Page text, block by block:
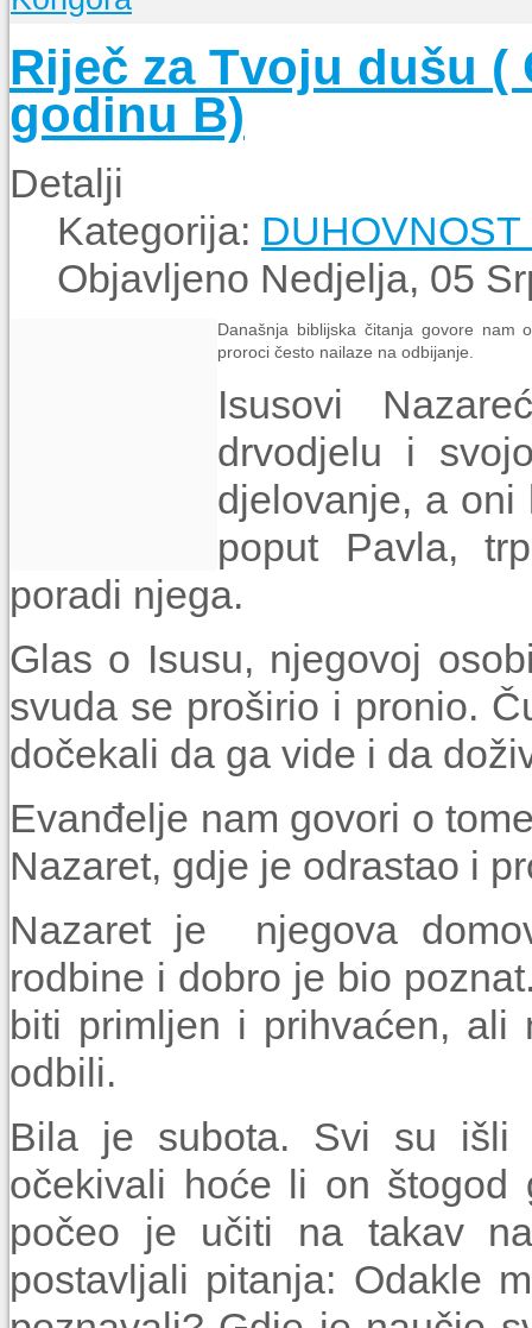
Događanja
Događanja
Riječ za Tvoju dušu (
godinu B)
Detalji
Kategorija:
Objavljeno Nedjelja, 05
Današnja biblijska čitanja govore nam
proroci često nailaze na odbijanje.
Isusovi
drvodjelu i
djelovanje, a oni
poput Pavla,
poradi njega.
Glas o Isusu, njegovoj
svuda se proširio i pronio.
dočekali da ga vide i da
Evanđelje nam govori o
Nazaret, gdje je odrastao i
Nazaret je njegova
rodbine i dobro je bio
biti primljen i prihvaćen,
odbili.
Bila je subota. Svi su išli
očekivali hoće li on
počeo je učiti na takav
postavljali pi­tanja: Odakle